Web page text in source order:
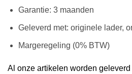
Garantie: 3 maanden
Geleverd met: originele lader,
Margeregeling (0% BTW)
Al onze artikelen worden geleverd